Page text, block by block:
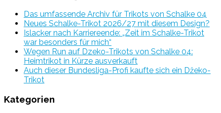
Das umfassende Archiv für Trikots von Schalke 04
Neues Schalke-Trikot 2026/27 mit diesem Design?
Islacker nach Karriereende: „Zeit im Schalke-Trikot
war besonders für mich“
Wegen Run auf Dzeko-Trikots von Schalke 04:
Heimtrikot in Kürze ausverkauft
Auch dieser Bundesliga-Profi kaufte sich ein Džeko-
Trikot
Kategorien